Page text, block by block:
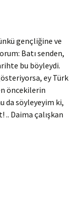
gençliğine ve
Batı senden,
bu böyleydi.
ey Türk
öncekilerin
da söyleyeyim ki,
.. Daima çalışkan